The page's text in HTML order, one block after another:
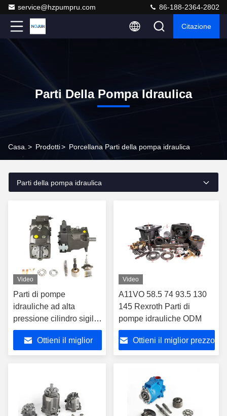
service@hzpumpru.com 86-188-2364-2802
Citazione
Parti Della Pompa Idraulica
Casa. > Prodotti> Porcellana Parti della pompa idraulica
Parti della pompa idraulica
Video
Parti di pompe
idrauliche ad alta
pressione cilindro sigillo
idraulico dell'olio Parker
PV16 20 23Ottieni il miglior
Video
A11VO 58.5 74 93.5 130
145 Rexroth Parti di
pompe idrauliche ODM
Ottieni il miglior prezzo